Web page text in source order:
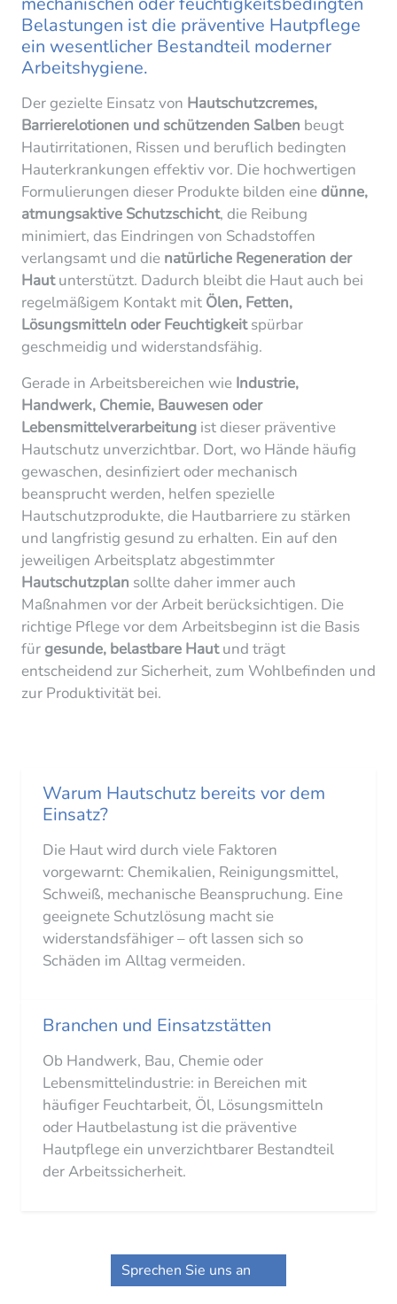
Belastungen ist die präventive Hautpflege
ein wesentlicher Bestandteil moderner
Arbeitshygiene.
Der gezielte Einsatz von Hautschutzcremes,
Barrierelotionen und schützenden Salben beugt
Hautirritationen, Rissen und beruflich bedingten
Hauterkrankungen effektiv vor. Die hochwertigen
Formulierungen dieser Produkte bilden eine dünne,
atmungsaktive Schutzschicht, die Reibung
minimiert, das Eindringen von Schadstoffen
verlangsamt und die natürliche Regeneration der
Hautunterstützt. Dadurch bleibt die Haut auch bei
regelmäßigem Kontakt mit Ölen, Fetten,
Lösungsmitteln oder Feuchtigkeitspürbar
geschmeidig und widerstandsfähig.
Gerade in Arbeitsbereichen wie Industrie,
Handwerk, Chemie, Bauwesen oder
Lebensmittelverarbeitung ist dieser präventive
Hautschutz unverzichtbar. Dort, wo Hände häufig
gewaschen, desinfiziert oder mechanisch
beansprucht werden, helfen spezielle
Hautschutzprodukte, die Hautbarriere zu stärken
und langfristig gesund zu erhalten. Ein auf den
jeweiligen Arbeitsplatz abgestimmter
Hautschutzplan sollte daher immer auch
Maßnahmen vor der Arbeit berücksichtigen. Die
richtige Pflege vor dem Arbeitsbeginn ist die Basis
für gesunde, belastbare Hautund trägt
entscheidend zur Sicherheit, zum Wohlbefinden und
zur Produktivität bei.
Warum Hautschutz bereits vor dem
Einsatz?
Die Haut wird durch viele Faktoren
vorgewarnt: Chemikalien, Reinigungsmittel,
Schweiß, mechanische Beanspruchung. Eine
geeignete Schutzlösung macht sie
widerstandsfähiger – oft lassen sich so
Schäden im Alltag vermeiden.
Branchen und Einsatzstätten
Ob Handwerk, Bau, Chemie oder
Lebensmittelindustrie: in Bereichen mit
häufiger Feuchtarbeit, Öl, Lösungsmitteln
oder Hautbelastung ist die präventive
Hautpflege ein unverzichtbarer Bestandteil
der Arbeitssicherheit.
Sprechen Sie uns an